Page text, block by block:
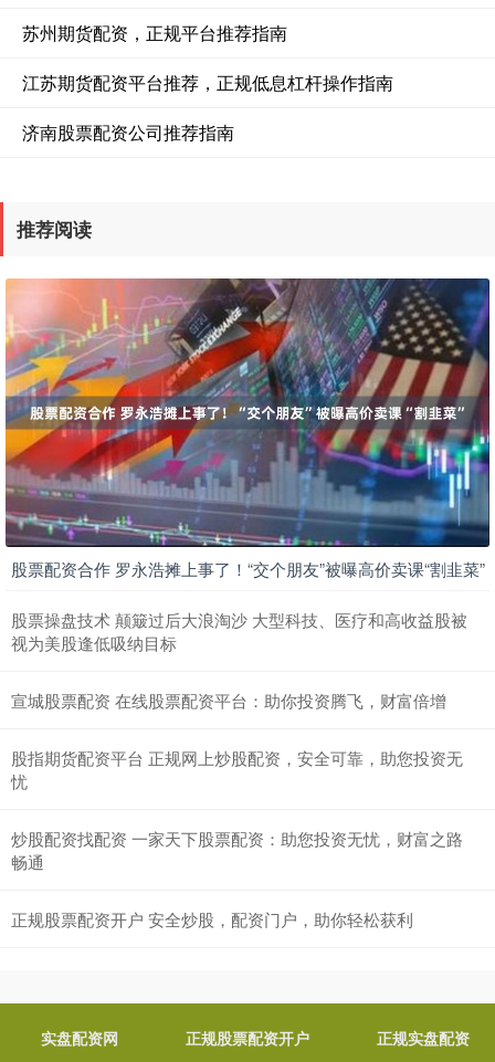
苏州期货配资，正规平台推荐指南
江苏期货配资平台推荐，正规低息杠杆操作指南
济南股票配资公司推荐指南
推荐阅读
股票配资合作 罗永浩摊上事了！“交个朋友”被曝高价卖课“割韭菜”
股票操盘技术 颠簸过后大浪淘沙 大型科技、医疗和高收益股被
视为美股逢低吸纳目标
宣城股票配资 在线股票配资平台：助你投资腾飞，财富倍增
股指期货配资平台 正规网上炒股配资，安全可靠，助您投资无
忧
炒股配资找配资 一家天下股票配资：助您投资无忧，财富之路
畅通
正规股票配资开户 安全炒股，配资门户，助你轻松获利
实盘配资网 正规股票配资开户 正规实盘配资